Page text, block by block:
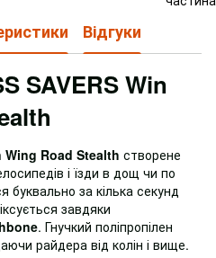
Відгуки
SAVERS Win
Wing Road Stealth створене
і їзди в дощ чи по
буквально за кілька секунд
завдяки
. Гнучкий поліпропілен
райдера від колін і вище.